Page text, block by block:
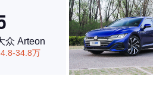
众 Arteon
34.8万